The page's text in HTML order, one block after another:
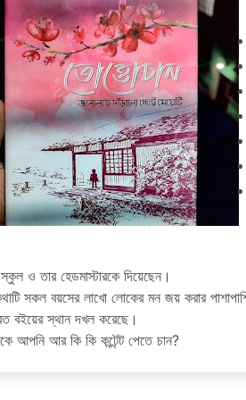
ও তার হেডমাস্টারকে দিয়েছেন।
সকল বয়সের লাখো লোকের মন জয় করার
বইয়ের স্থান দখল করেছে।
আপনি আর কি কি কন্টেন্ট পেতে চান?